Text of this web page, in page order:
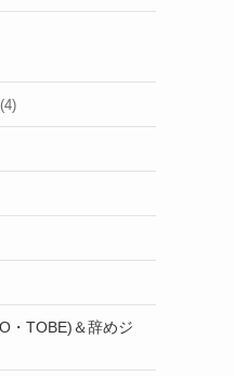
(4)
・TOBE)＆辞めジ